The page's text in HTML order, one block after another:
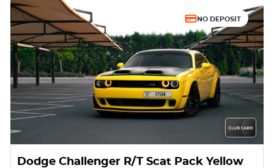
NO DEPOSIT
Dodge Challenger R/T Scat Pack Yellow